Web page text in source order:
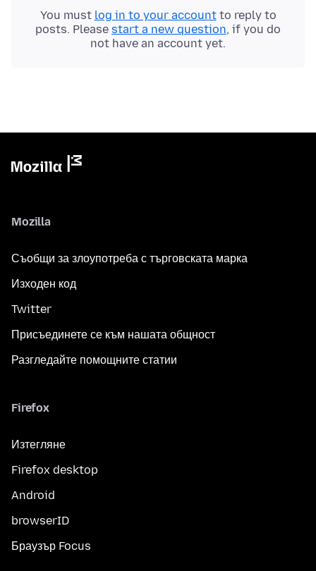
You must log in to your accountto reply to
posts. Please start a new question, if you do
not have an account yet.
Mozilla
Съобщи за злоупотреба с търговската марка
Изходен код
Twitter
Присъединете се към нашата общност
Разгледайте помощните статии
Firefox
Изтегляне
Firefox desktop
Android
browserID
Браузър Focus